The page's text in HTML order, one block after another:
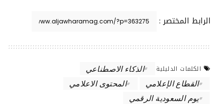
الرابط المختصر :
الكلمات الدليلية
الذكاء‭ ‬الاصطناعي
القطاع الإعلامي
المحتوى الاعلامي
يوم السعودية الرقمي